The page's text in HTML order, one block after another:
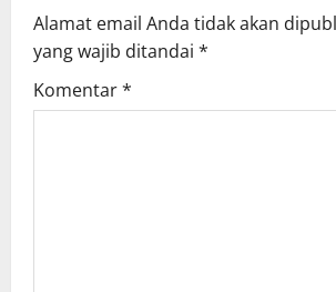
Alamat email Anda tidak akan
yang wajib ditandai *
Komentar*